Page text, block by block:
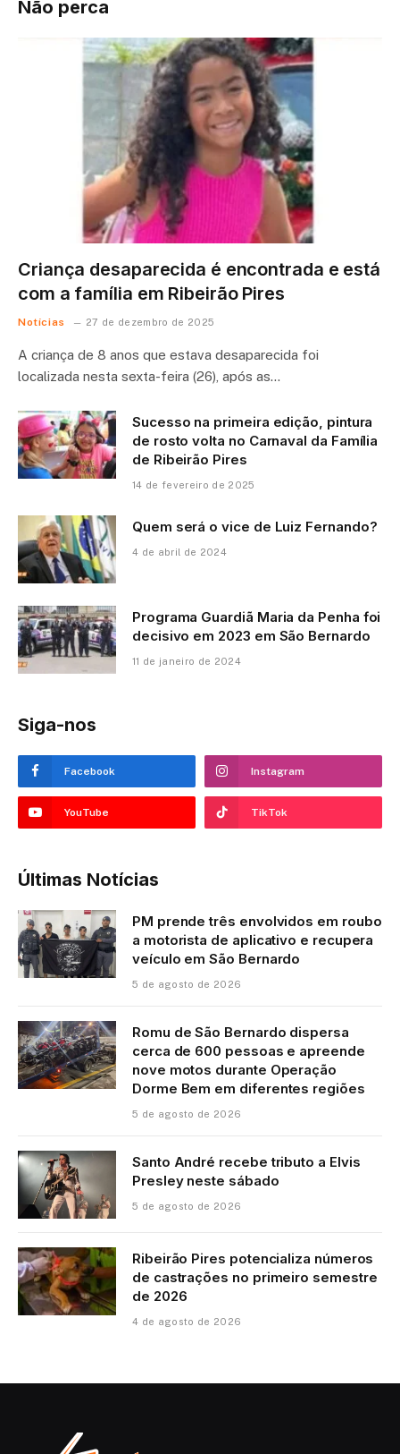
Não perca
Criança desaparecida é encontrada e está
com a família em Ribeirão Pires
Notícias 27 de dezembro de 2025
A criança de 8 anos que estava desaparecida foi
localizada nesta sexta-feira (26), após as…
Sucesso na primeira edição, pintura
de rosto volta no Carnaval da Família
de Ribeirão Pires
14 de fevereiro de 2025
Quem será o vice de Luiz Fernando?
4 de abril de 2024
Programa Guardiã Maria da Penha foi
decisivo em 2023 em São Bernardo
11 de janeiro de 2024
Siga-nos
Facebook Instagram
YouTube TikTok
Últimas Notícias
PM prende três envolvidos em roubo
a motorista de aplicativo e recupera
veículo em São Bernardo
5 de agosto de 2026
Romu de São Bernardo dispersa
cerca de 600 pessoas e apreende
nove motos durante Operação
Dorme Bem em diferentes regiões
5 de agosto de 2026
Santo André recebe tributo a Elvis
Presley neste sábado
5 de agosto de 2026
Ribeirão Pires potencializa números
de castrações no primeiro semestre
de 2026
4 de agosto de 2026